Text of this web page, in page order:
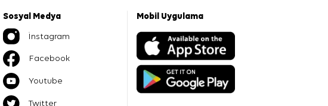
Sosyal Medya
İnstagram
Facebook
Youtube
Twitter
Mobil Uygulama